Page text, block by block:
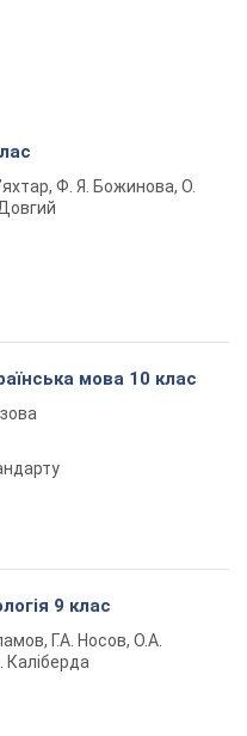
Ф. Я. Божинова, О.
мова 10 клас
9 клас
Г.А. Носов, О.А.